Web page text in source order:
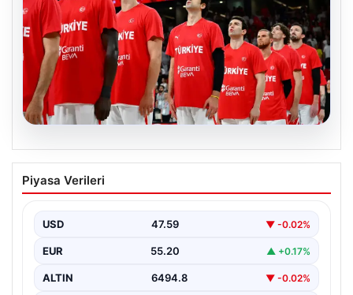
05.08.2026
12 Dev Adam — Litvanya Sınavı İçin
Biletler Satışta
kapsamındaki Litvanya maçı için biletler resmi…
Piyasa Verileri
USD 47.59 ▼ -0.02%
EUR 55.20 ▲ +0.17%
ALTIN 6494.8 ▼ -0.02%